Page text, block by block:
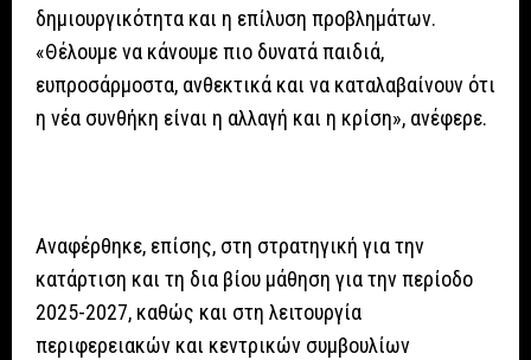
δημιουργικότητα και η επίλυση προβλημάτων.
«Θέλουμε να κάνουμε πιο δυνατά παιδιά,
ευπροσάρμοστα, ανθεκτικά και να καταλαβαίνουν ότι
η νέα συνθήκη είναι η αλλαγή και η κρίση», ανέφερε.
Αναφέρθηκε, επίσης, στη στρατηγική για την
κατάρτιση και τη δια βίου μάθηση για την περίοδο
2025-2027, καθώς και στη λειτουργία
περιφερειακών και κεντρικών συμβουλίων